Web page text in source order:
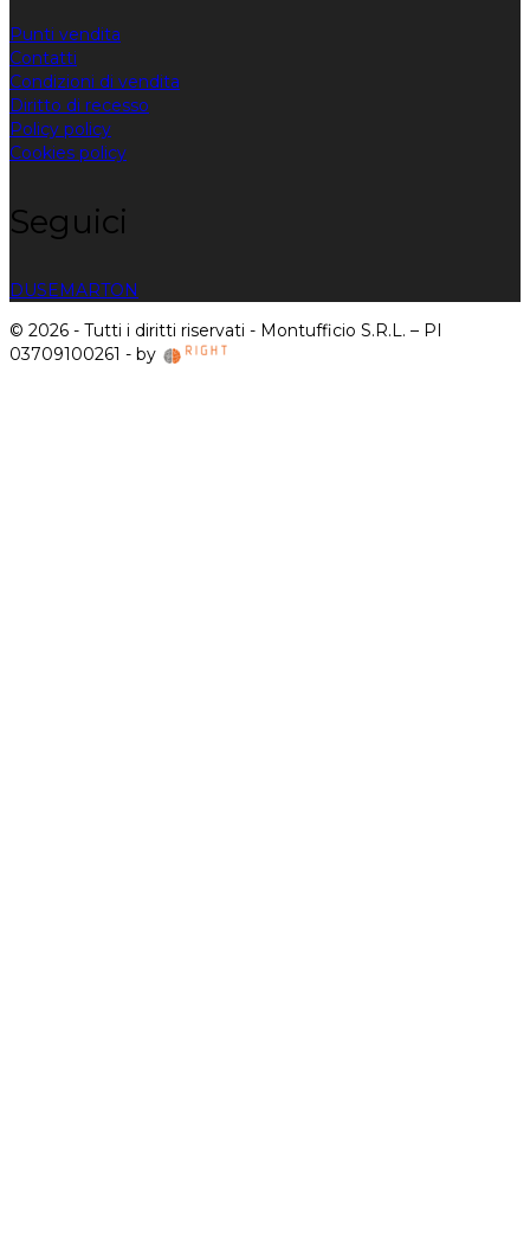
Punti vendita
Contatti
Condizioni di vendita
Diritto di recesso
Policy policy
Cookies policy
Seguici
DUSEMARTON
© 2026 - Tutti i diritti riservati - Montufficio S.R.L. – PI
03709100261 - by